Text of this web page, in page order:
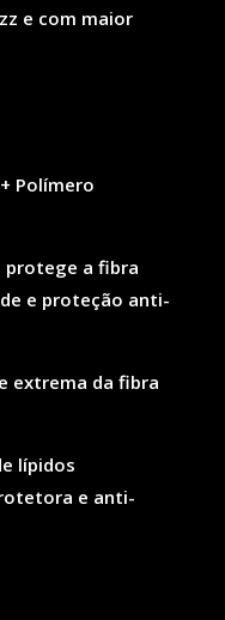
e com maior
Polímero
protege a fibra
e proteção anti-
extrema da fibra
lípidos
e anti-